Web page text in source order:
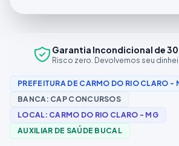
Garantia Incondicional de 30
Risco zero. Devolvemos seu
PREFEITURA DE CARMO DO RIO CLARO -
BANCA: CAP CONCURSOS
LOCAL: CARMO DO RIO CLARO - MG
AUXILIAR DE SAÚDE BUCAL